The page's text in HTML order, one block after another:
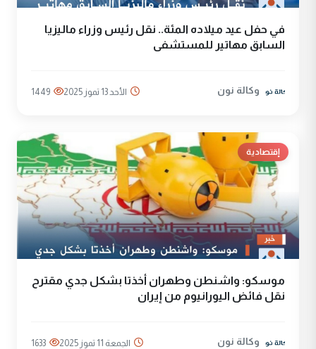
في حفل عيد ميلاده المئة.. نقل رئيس وزراء ماليزيا
السابق مهاتير للمستشفى
وكالة نون الأحد 13 تموز 2025 1449
إقتصادية
موسكو: واشنطن وطهران أخذتا بشكل جدي مقترح
نقل فائض اليورانيوم من إيران
وكالة نون الجمعة 11 تموز 2025 1633